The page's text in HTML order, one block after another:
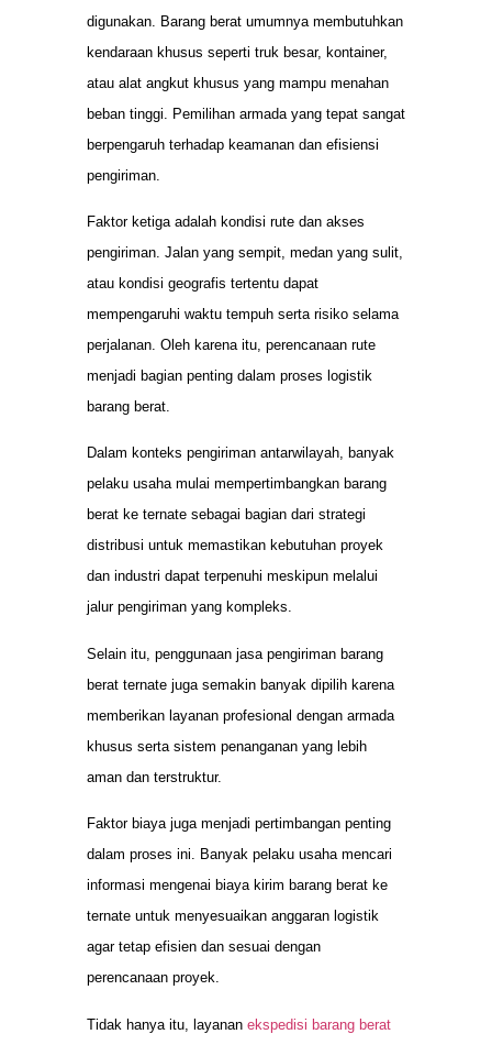
digunakan. Barang berat umumnya membutuhkan
kendaraan khusus seperti truk besar, kontainer,
atau alat angkut khusus yang mampu menahan
beban tinggi. Pemilihan armada yang tepat sangat
berpengaruh terhadap keamanan dan efisiensi
pengiriman.
Faktor ketiga adalah kondisi rute dan akses
pengiriman. Jalan yang sempit, medan yang sulit,
atau kondisi geografis tertentu dapat
mempengaruhi waktu tempuh serta risiko selama
perjalanan. Oleh karena itu, perencanaan rute
menjadi bagian penting dalam proses logistik
barang berat.
Dalam konteks pengiriman antarwilayah, banyak
pelaku usaha mulai mempertimbangkan barang
berat ke ternate sebagai bagian dari strategi
distribusi untuk memastikan kebutuhan proyek
dan industri dapat terpenuhi meskipun melalui
jalur pengiriman yang kompleks.
Selain itu, penggunaan jasa pengiriman barang
berat ternate juga semakin banyak dipilih karena
memberikan layanan profesional dengan armada
khusus serta sistem penanganan yang lebih
aman dan terstruktur.
Faktor biaya juga menjadi pertimbangan penting
dalam proses ini. Banyak pelaku usaha mencari
informasi mengenai biaya kirim barang berat ke
ternate untuk menyesuaikan anggaran logistik
agar tetap efisien dan sesuai dengan
perencanaan proyek.
Tidak hanya itu, layanan ekspedisi barang berat